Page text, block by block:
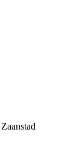
Zaanstad